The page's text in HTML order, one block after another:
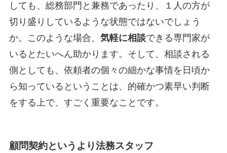
しても、総務部門と兼務であったり、１人の方が
切り盛りしているような状態ではないでしょう
か。このような場合、 気軽に相談できる専門家が
いるとたいへん助かります。そして、相談される
側としても、依頼者の個々の細かな事情を日頃か
ら知っているということは、的確かつ素早い判断
をする上で、すごく重要なことです。
顧問契約というより法務スタッフ